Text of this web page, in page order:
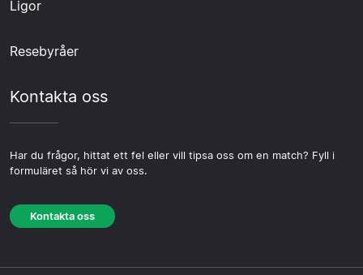
Ligor
Resebyråer
Kontakta oss
Har du frågor, hittat ett fel eller vill tipsa oss om en match? Fyll i
formuläret så hör vi av oss.
Kontakta oss